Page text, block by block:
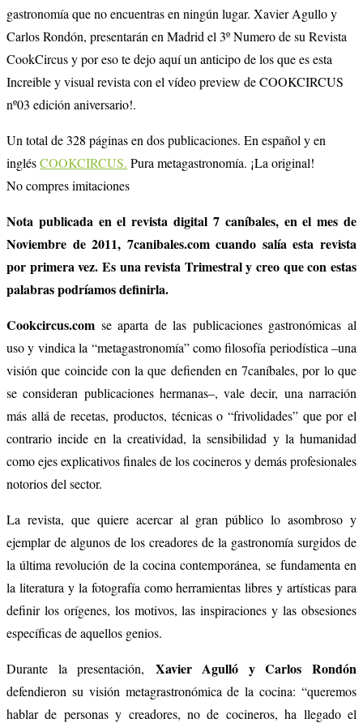
gastronomía que no encuentras en ningún lugar. Xavier Agullo y
Carlos Rondón, presentarán en Madrid el 3º Numero de su Revista
CookCircus y por eso te dejo aquí un anticipo de los que es esta
Increible y visual revista con el vídeo preview de COOKCIRCUS
nº03 edición aniversario!.
Un total de 328 páginas en dos publicaciones. En español y en
inglésCOOKCIRCUS. Pura metagastronomía. ¡La original!
No compres imitaciones
Nota publicada en el revista digital 7 caníbales, en el mes de
Noviembre de 2011, 7canibales.com cuando salía esta revista
por primera vez. Es una revista Trimestral y creo que con estas
palabras podríamos definirla.
Cookcircus.com se aparta de las publicaciones gastronómicas al
uso y vindica la “metagastronomía” como filosofía periodística –una
visión que coincide con la que defienden en 7caníbales, por lo que
se consideran publicaciones hermanas–, vale decir, una narración
más allá de recetas, productos, técnicas o “frivolidades” que por el
contrario incide en la creatividad, la sensibilidad y la humanidad
como ejes explicativos finales de los cocineros y demás profesionales
notorios del sector.
La revista, que quiere acercar al gran público lo asombroso y
ejemplar de algunos de los creadores de la gastronomía surgidos de
la última revolución de la cocina contemporánea, se fundamenta en
la literatura y la fotografía como herramientas libres y artísticas para
definir los orígenes, los motivos, las inspiraciones y las obsesiones
específicas de aquellos genios.
Durante la presentación, Xavier Agulló y Carlos Rondón
defendieron su visión metagrastronómica de la cocina: “queremos
hablar de personas y creadores, no de cocineros, ha llegado el